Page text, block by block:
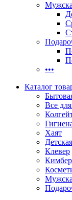
•••
Каталог
Все
Хаят
Клевер